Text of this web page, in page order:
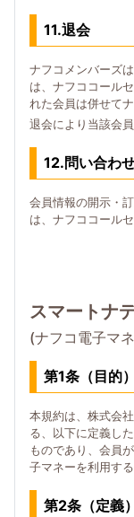
11.退会
ナフコメンバーズ
は、ナフココール
れた会員は併せて
退会により当該会
12.問い合わ
会員情報の開示・
は、ナフココール
スマートナ
(ナフコ電子マネ
第1条（目的）
本規約は、株式会
る、以下に定義し
ものであり、会員
子マネーを利用す
第2条（定義）